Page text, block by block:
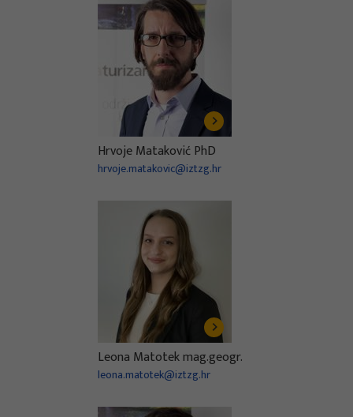
Hrvoje Mataković PhD
hrvoje.matakovic@iztzg.hr
Leona Matotek mag.geogr.
leona.matotek@iztzg.hr